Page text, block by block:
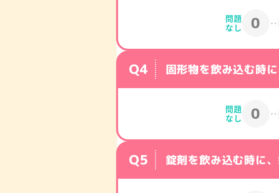
問題
なし 0
固形物を飲み込む時
問題
なし 0
錠剤を飲み込む時に
アイソカル® ゼリー もっとハイ